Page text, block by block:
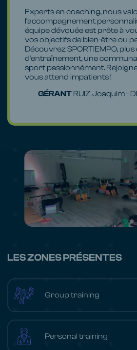
Experts en coaching, nous
l'accompagnement
équipe dévouée est prête à
vos objectifs de bien-être ou
Découvrez SPORTIEMPO, plus
d'entraînement, une
sport passionnément.
vous attend impatients !
GÉRANT RUIZ Joaquim -
LES ZONES PRÉSENTES
Group training
Personal training